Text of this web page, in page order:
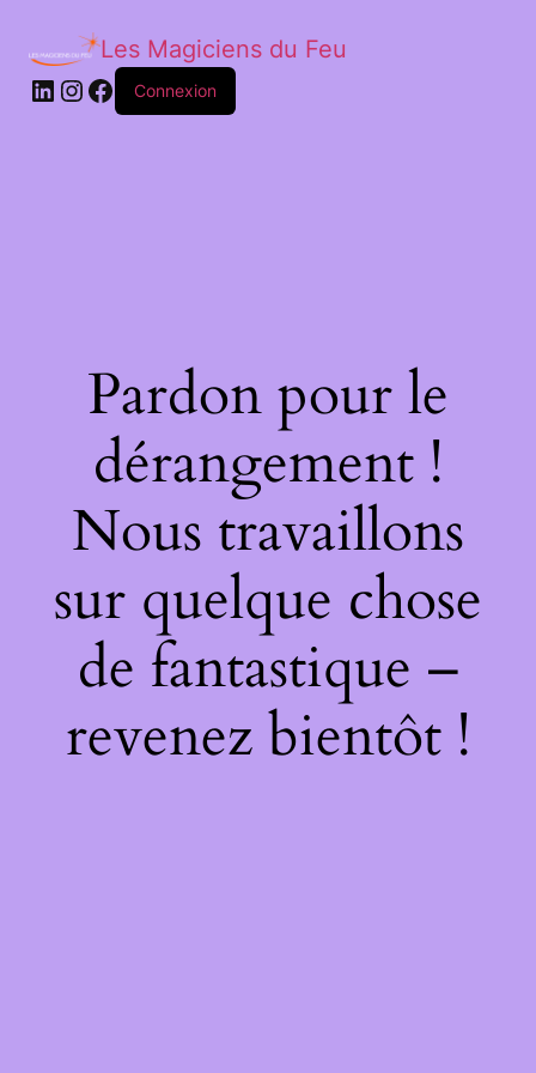
Les Magiciens du Feu
LinkedIn
Instagram
Facebook
Connexion
Pardon pour le
dérangement !
Nous travaillons
sur quelque chose
de fantastique –
revenez bientôt !